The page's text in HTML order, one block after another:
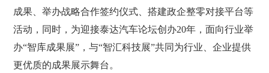
成果、举办战略合作签约仪式、搭建政企整零对接平台等
活动，同时，为迎接泰达汽车论坛创办20年，面向行业举
办“智库成果展”，与“智汇科技展”共同为行业、企业提供
更优质的成果展示舞台。